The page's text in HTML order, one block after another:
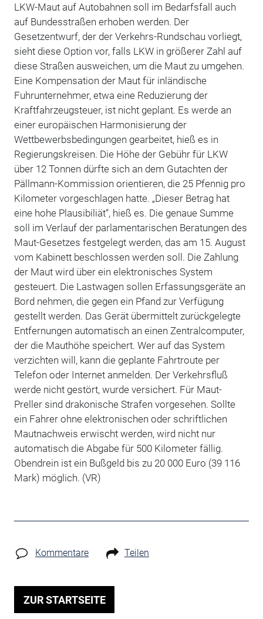
LKW-Maut auf Autobahnen soll im Bedarfsfall auch
auf Bundesstraßen erhoben werden. Der
Gesetzentwurf, der der Verkehrs-Rundschau vorliegt,
sieht diese Option vor, falls LKW in größerer Zahl auf
diese Straßen ausweichen, um die Maut zu umgehen.
Eine Kompensation der Maut für inländische
Fuhrunternehmer, etwa eine Reduzierung der
Kraftfahrzeugsteuer, ist nicht geplant. Es werde an
einer europäischen Harmonisierung der
Wettbewerbsbedingungen gearbeitet, hieß es in
Regierungskreisen. Die Höhe der Gebühr für LKW
über 12 Tonnen dürfte sich an dem Gutachten der
Pällmann-Kommission orientieren, die 25 Pfennig pro
Kilometer vorgeschlagen hatte. „Dieser Betrag hat
eine hohe Plausibiliät“, hieß es. Die genaue Summe
soll im Verlauf der parlamentarischen Beratungen des
Maut-Gesetzes festgelegt werden, das am 15. August
vom Kabinett beschlossen werden soll. Die Zahlung
der Maut wird über ein elektronisches System
gesteuert. Die Lastwagen sollen Erfassungsgeräte an
Bord nehmen, die gegen ein Pfand zur Verfügung
gestellt werden. Das Gerät übermittelt zurückgelegte
Entfernungen automatisch an einen Zentralcomputer,
der die Mauthöhe speichert. Wer auf das System
verzichten will, kann die geplante Fahrtroute per
Telefon oder Internet anmelden. Der Verkehrsfluß
werde nicht gestört, wurde versichert. Für Maut-
Preller sind drakonische Strafen vorgesehen. Sollte
ein Fahrer ohne elektronischen oder schriftlichen
Mautnachweis erwischt werden, wird nicht nur
automatisch die Abgabe für 500 Kilometer fällig.
Obendrein ist ein Bußgeld bis zu 20 000 Euro (39 116
Mark) möglich. (VR)
Kommentare Teilen
ZUR STARTSEITE